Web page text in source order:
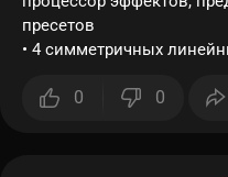
пресетов
• 4 симметричных
0 0